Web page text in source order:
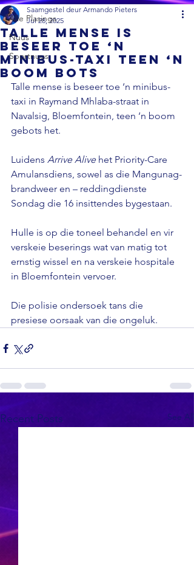
Alle Plasings
Nuus
Sportnuus
Talle mense is
beseer toe ‘n
minibus-taxi teen ‘n
boom bots
Saamgestel deur Armando Pieters
Jul 28, 2025
Talle mense is beseer toe ‘n minibus-
taxi in Raymand Mhlaba-straat in
Navalsig, Bloemfontein, teen ‘n boom
gebots het.
Luidens Arrive Alive het Priority-Care
Amulansdiens, sowel as die Mangunag-
brandweer en – reddingdienste
Sondag die 16 insittendes bygestaan.
Hulle is op die toneel behandel en vir
verskeie beserings wat van matig tot
ernstig wissel en na verskeie hospitale
in Bloemfontein vervoer.
Die polisie ondersoek tans die
presiese oorsaak van die ongeluk.
Recent Posts See All